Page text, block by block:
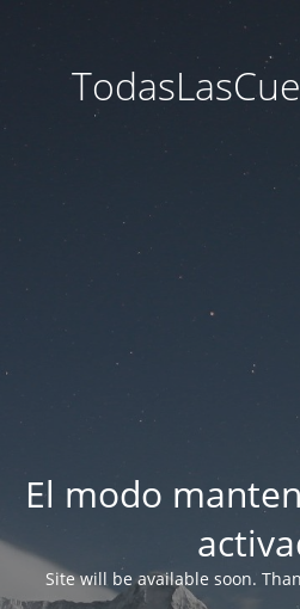
El modo
Site will be available soon.